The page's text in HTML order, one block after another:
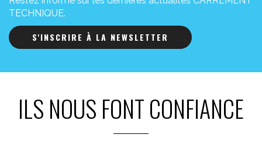
TECHNIQUE.
S'INSCRIRE À LA NEWSLETTER
ILS NOUS FONT CONFIANCE